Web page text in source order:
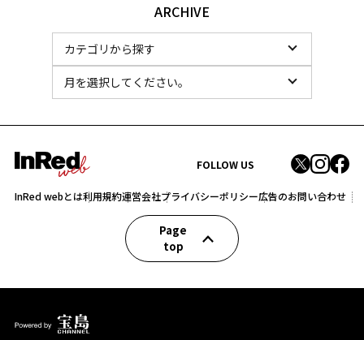
ARCHIVE
FOLLOW US
InRed webとは利用規約運営会社プライバシーポリシー広告のお問い合わせ
Page
top